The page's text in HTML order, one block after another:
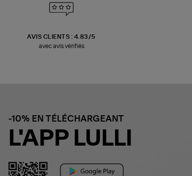
AVIS CLIENTS : 4.83/5
avec avis vérifiés
-10% EN TÉLÉCHARGEANT
L'APP LULLI